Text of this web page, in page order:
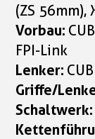
(ZS 56mm),
Vorbau:
FPI-Link
Lenker:
Griffe/